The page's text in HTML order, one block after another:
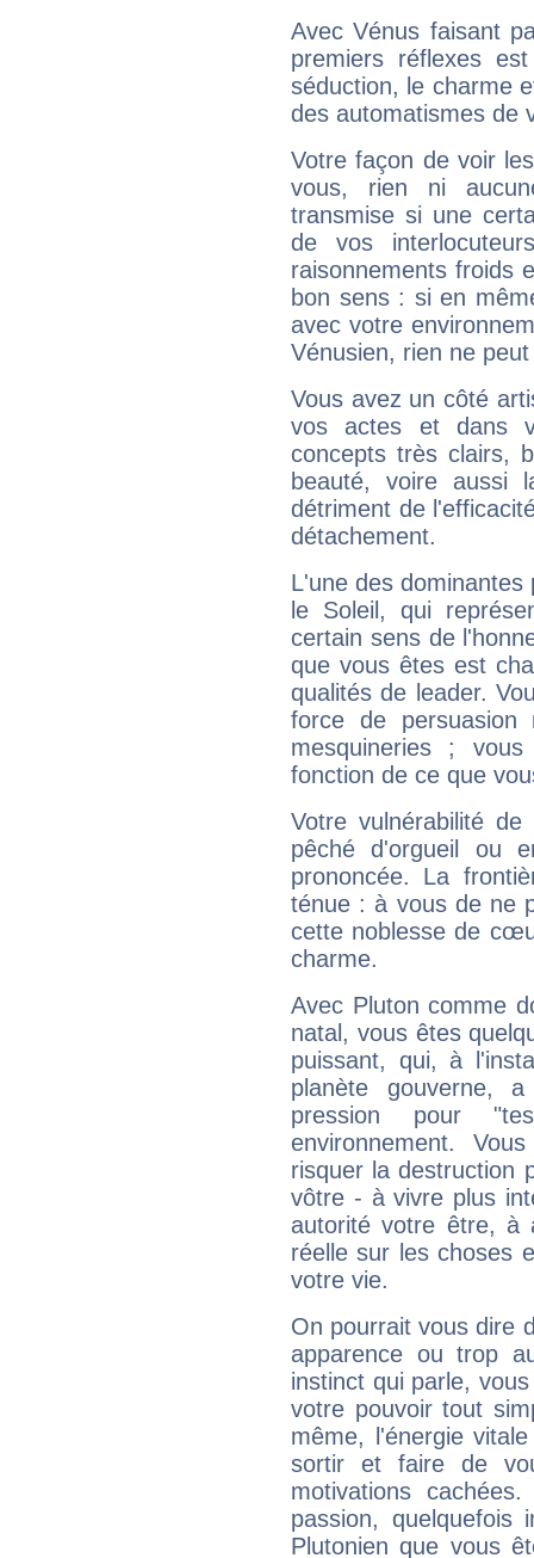
Avec Vénus faisant
premiers réflexes
séduction, le charme
des automatismes de
Votre façon de voir
vous, rien ni
transmise si une
de vos
raisonnements froids
bon sens : si en
avec votre
Vénusien, rien ne
Vous avez un côté
vos actes et dans
concepts très clairs,
beauté, voire aussi
détriment de
détachement.
L'une des
le Soleil, qui
certain sens de
que vous êtes est
qualités de leader.
force de
mesquineries ;
fonction de ce que
Votre vulnérabilité
pêché d'orgueil ou
prononcée. La
ténue : à vous de ne
cette noblesse de
charme.
Avec Pluton comme
natal, vous êtes
puissant, qui, à
planète gouverne,
pression pour
environnement.
risquer la destruction
vôtre - à vivre plus
autorité votre être, à
réelle sur les choses
votre vie.
On pourrait vous dire
apparence ou trop
instinct qui parle,
votre pouvoir tout
même, l'énergie
sortir et faire de
motivations
passion, quelquefois
Plutonien que vous